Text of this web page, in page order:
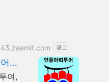
광고
여,